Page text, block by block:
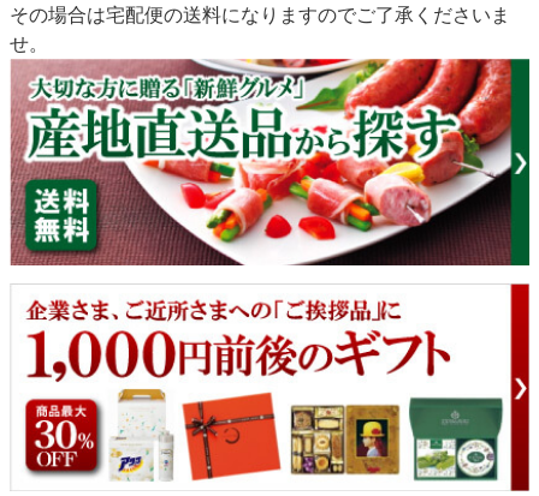
その場合は宅配便の送料になりますのでご了承くださいま
せ。